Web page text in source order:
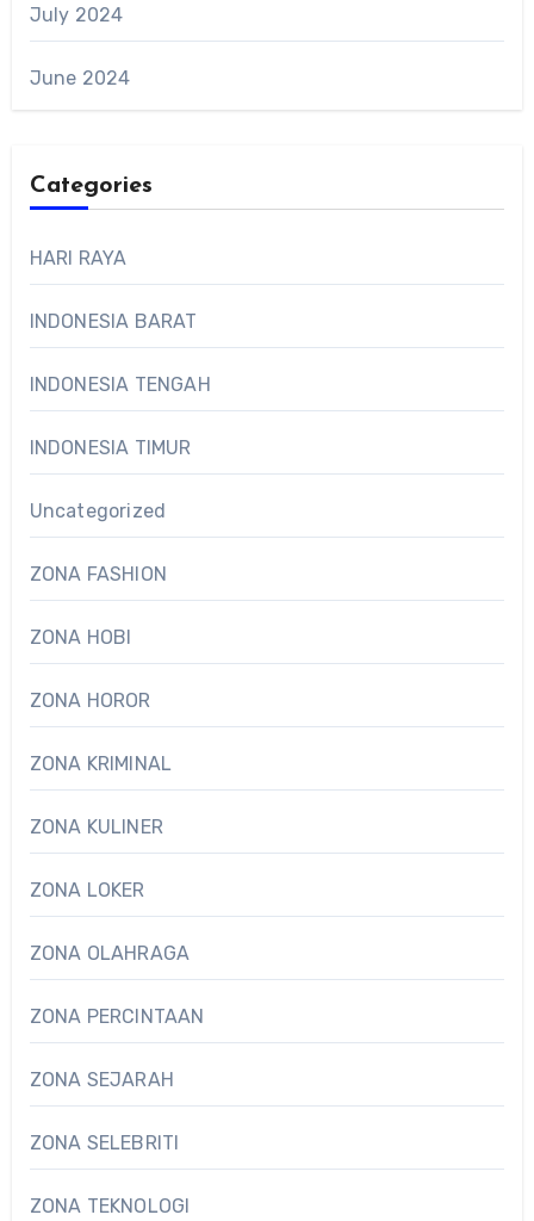
July 2024
June 2024
Categories
HARI RAYA
INDONESIA BARAT
INDONESIA TENGAH
INDONESIA TIMUR
Uncategorized
ZONA FASHION
ZONA HOBI
ZONA HOROR
ZONA KRIMINAL
ZONA KULINER
ZONA LOKER
ZONA OLAHRAGA
ZONA PERCINTAAN
ZONA SEJARAH
ZONA SELEBRITI
ZONA TEKNOLOGI